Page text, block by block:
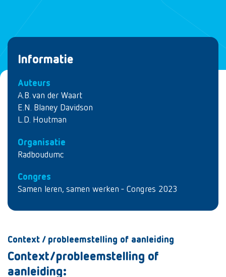
Informatie
Auteurs
A.B. van der Waart
E.N. Blaney Davidson
L.D. Houtman
Organisatie
Radboudumc
Congres
Samen leren, samen werken - Congres 2023
Context / probleemstelling of aanleiding
Context/probleemstelling of
aanleiding: